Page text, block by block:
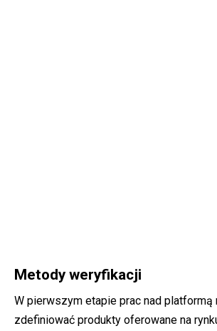
Metody weryfikacji
W pierwszym etapie prac nad platformą
zdefiniować produkty oferowane na